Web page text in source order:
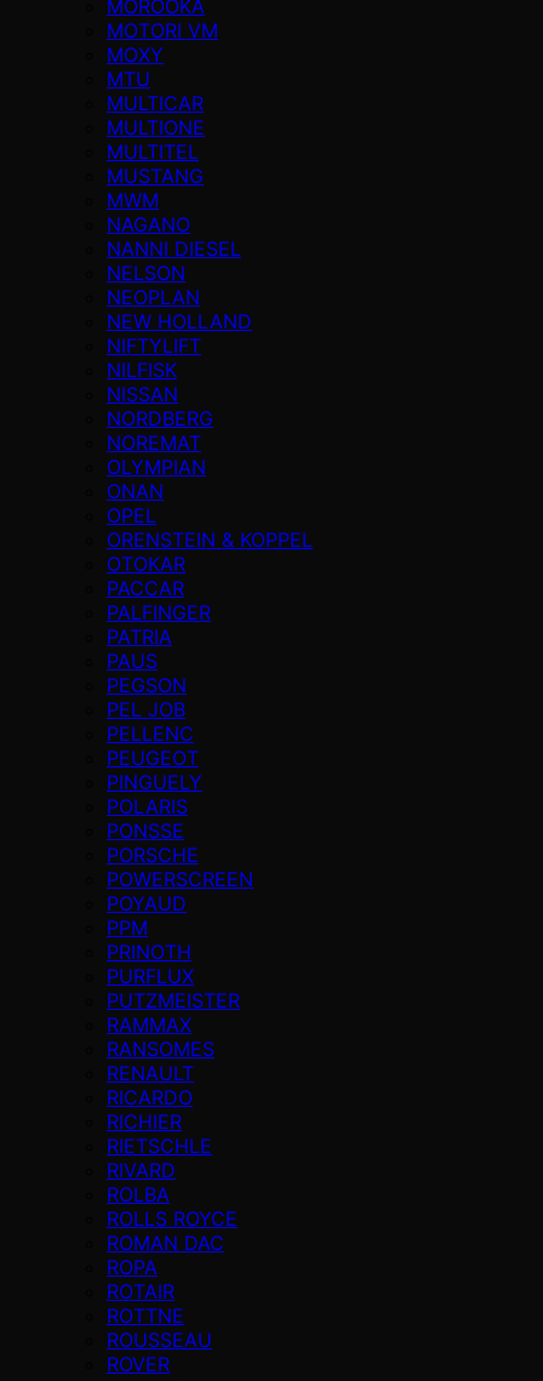
MOROOKA
MOTORI VM
MOXY
MTU
MULTICAR
MULTIONE
MULTITEL
MUSTANG
MWM
NAGANO
NANNI DIESEL
NELSON
NEOPLAN
NEW HOLLAND
NIFTYLIFT
NILFISK
NISSAN
NORDBERG
NOREMAT
OLYMPIAN
ONAN
OPEL
ORENSTEIN & KOPPEL
OTOKAR
PACCAR
PALFINGER
PATRIA
PAUS
PEGSON
PEL JOB
PELLENC
PEUGEOT
PINGUELY
POLARIS
PONSSE
PORSCHE
POWERSCREEN
POYAUD
PPM
PRINOTH
PURFLUX
PUTZMEISTER
RAMMAX
RANSOMES
RENAULT
RICARDO
RICHIER
RIETSCHLE
RIVARD
ROLBA
ROLLS ROYCE
ROMAN DAC
ROPA
ROTAIR
ROTTNE
ROUSSEAU
ROVER